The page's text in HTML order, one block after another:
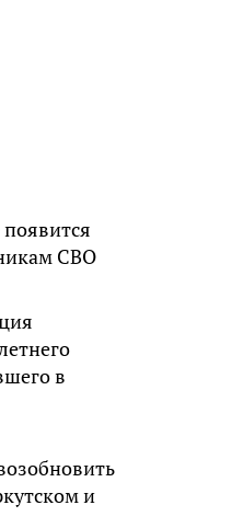
СВО
в
и